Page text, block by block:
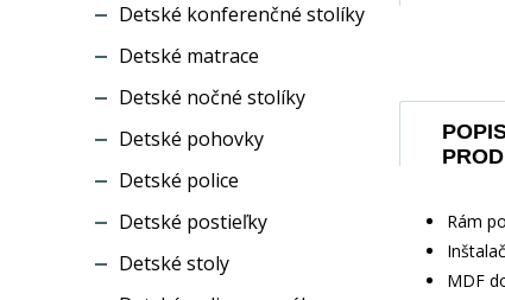
Detské konferenčné stolíky
Detské matrace
Detské nočné stolíky
Detské pohovky
Detské police
Detské postieľky
Detské stoly
Rám
MDF